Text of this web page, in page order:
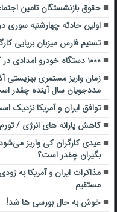
حقوق بازنشستگان تامین
اولین حادثه چهارشنبه سوری
تسنیم فارس میزبان برپایی
۱۰۰۰ دستگاه خودرو امدادی در گمرک مانده است
مددجویان سال آینده چقدر
توافق ایران و آمریکا نزدیک
کاهش یارانه‌ های انرژی /
عیدی کارگران کی واریز
بگیران چقدر است؟
مذاکرات ایران و آمریکا به
مستقیم
خوش به حال بورسی ها شد!